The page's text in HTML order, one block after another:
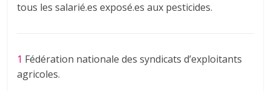
tous les salarié.es exposé.es aux pesticides.
1 Fédération nationale des syndicats d’exploitants
agricoles.